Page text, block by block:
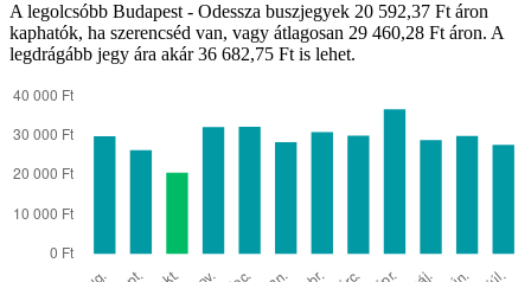
A legolcsóbb Budapest - Odessza buszjegyek 20 592,37 Ft áron
kaphatók, ha szerencséd van, vagy átlagosan 29 460,28 Ft áron. A
legdrágább jegy ára akár 36 682,75 Ft is lehet.